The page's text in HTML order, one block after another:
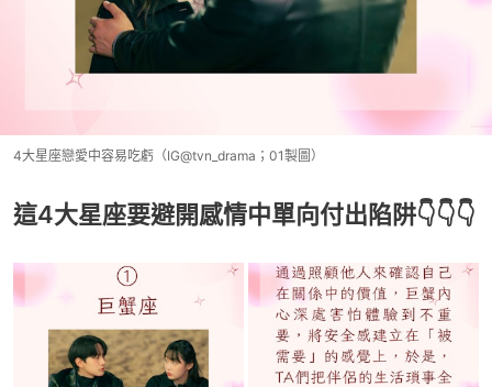
4大星座戀愛中容易吃虧（IG@tvn_drama；01製圖）
這4大星座要避開感情中單向付出陷阱👇👇👇